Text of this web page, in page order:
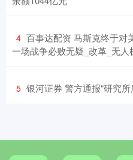
4 百事达配资 马斯克终于对
一场战争必败无疑_改革_无人
5 银河证券 警方通报“研究